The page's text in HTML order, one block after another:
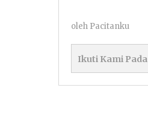
oleh Pacitanku
Ikuti Kami Pada